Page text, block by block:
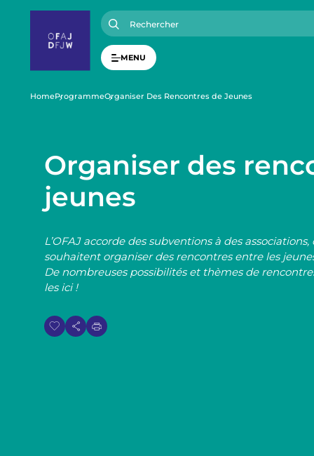
MENU
F
d
A
HomeProgrammeOrganiser Des Rencontres de Jeunes
Organiser des
jeunes
L’OFAJ accorde des subventions à des
souhaitent organiser des rencontres entre les
De nombreuses possibilités et thèmes de
les ici !